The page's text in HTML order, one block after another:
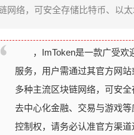
网络，可安全存储比特币、以
，ImToken是一款广受
服务，用户需通过其官方网
多种主流区块链网络，可安
去中心化金融、交易与游戏
控制权，请务必认准官方渠道